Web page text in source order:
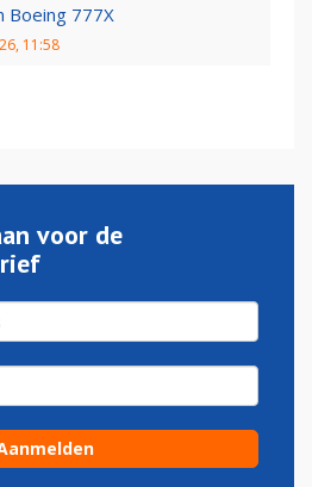
Boeing 777X
11:58
voor de